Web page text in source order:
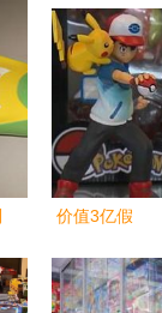
价值3亿假
查，揭开玩